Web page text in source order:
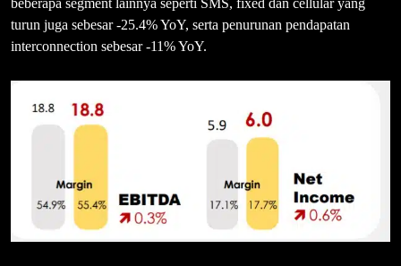
turun juga sebesar -25.4% YoY, serta penurunan pendapatan
interconnection sebesar -11% YoY.